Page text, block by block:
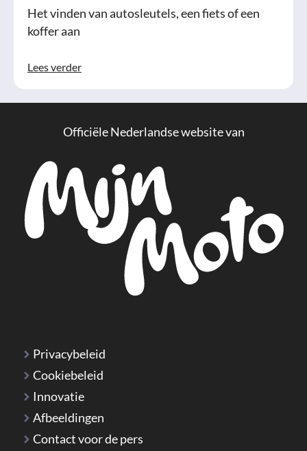
Het vinden van autosleutels, een fiets of een
koffer aan
Lees verder
Officiële Nederlandse website van
Privacybeleid
Cookiebeleid
Innovatie
Afbeeldingen
Contact voor de pers